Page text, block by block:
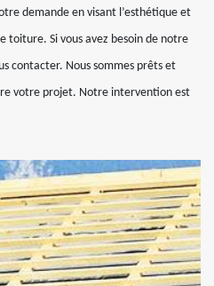
demande en visant l’esthétique et
toiture. Si vous avez besoin de notre
contacter. Nous sommes prêts et
votre projet. Notre intervention est